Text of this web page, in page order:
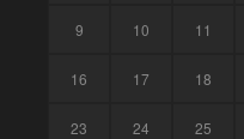
9 10 11
16 17 18
23 24 25